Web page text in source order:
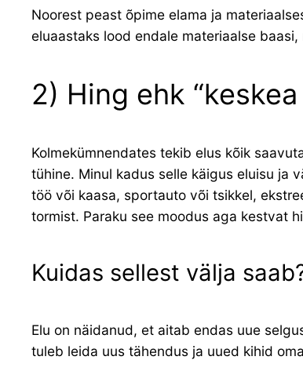
Noorest peast õpime elama ja
eluaastaks lood endale materiaalse
2) Hing ehk “keskea
Kolmekümnendates tekib elus kõik
tühine. Minul kadus selle käigus eluisu ja
töö või kaasa, sportauto või tsikkel,
tormist. Paraku see moodus aga kestvat
Kuidas sellest välja
Elu on näidanud, et aitab endas uue
tuleb leida uus tähendus ja uued kihid